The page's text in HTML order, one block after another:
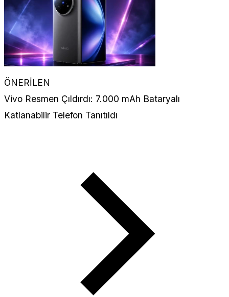
ÖNERİLEN
Vivo Resmen Çıldırdı: 7.000 mAh Bataryalı
Katlanabilir Telefon Tanıtıldı